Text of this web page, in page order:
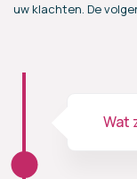
uw klachten. De
Wat